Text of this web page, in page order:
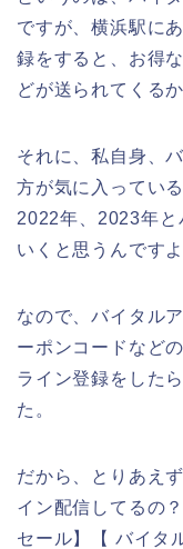
ですが、横浜駅に
録をすると、お得
どが送られてくるか
それに、私自身、
方が気に入ってい
2022年、2023年と
いくと思うんですよ
なので、バイタル
ーポンコードなど
ライン登録をした
た。
だから、とりあえ
イン配信してるの
セール】【 バイタ